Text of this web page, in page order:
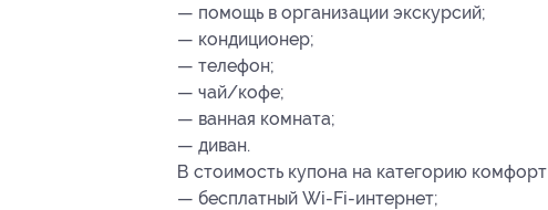
— помощь в организации экскурсий;
— кондиционер;
— телефон;
— чай/кофе;
— ванная комната;
— диван.
В стоимость купона на категорию комфорт
— бесплатный Wi-Fi-интернет;